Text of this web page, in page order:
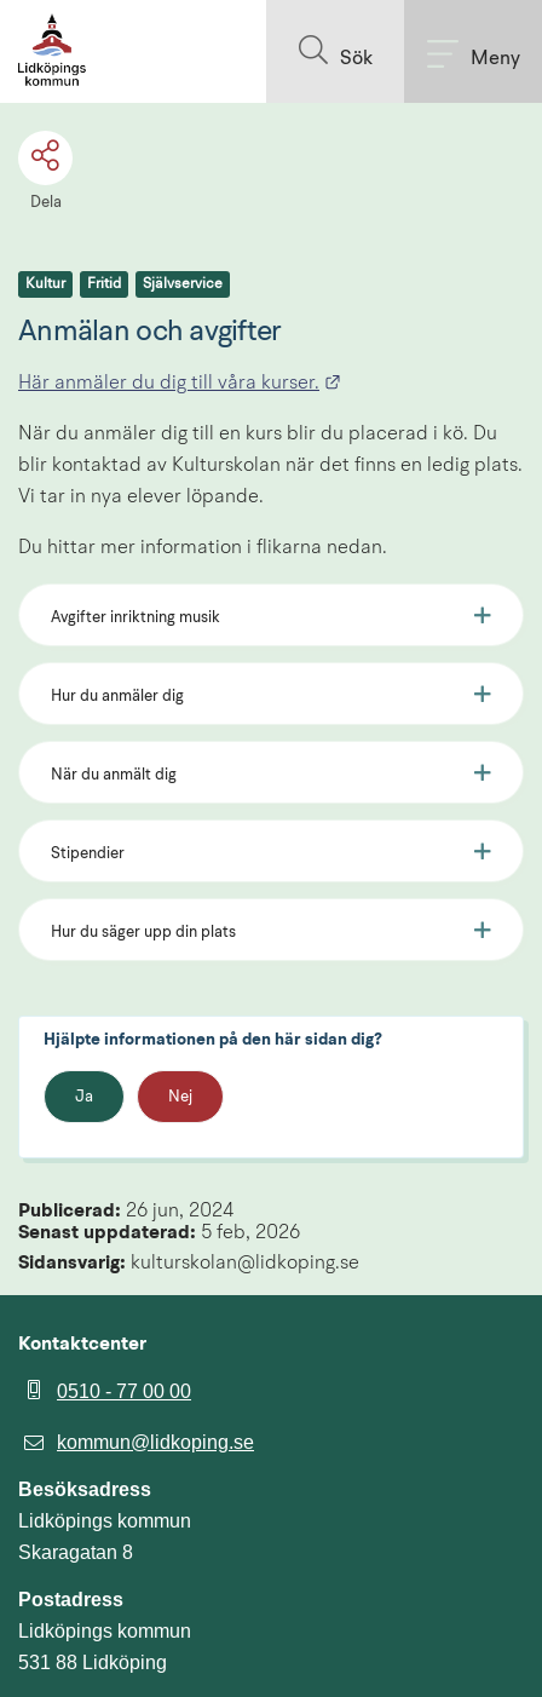
Sök Meny
Dela
Kultur Fritid Självservice
Anmälan och avgifter
Här anmäler du dig till våra kurser.
När du anmäler dig till en kurs blir du placerad i kö. Du
blir kontaktad av Kulturskolan när det finns en ledig plats.
Vi tar in nya elever löpande.
Du hittar mer information i flikarna nedan.
Avgifter inriktning musik
Hur du anmäler dig
När du anmält dig
Stipendier
Hur du säger upp din plats
Hjälpte informationen på den här sidan dig?
Ja Nej
Publicerad: 26 jun, 2024
Senast uppdaterad: 5 feb, 2026
Sidansvarig: kulturskolan@lidkoping.se
Kontaktcenter
0510 - 77 00 00
kommun@lidkoping.se
Besöksadress
Lidköpings kommun
Skaragatan 8
Postadress
Lidköpings kommun
531 88 Lidköping